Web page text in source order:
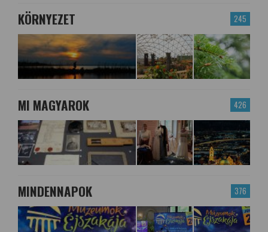
245
KÖRNYEZET
426
MI MAGYAROK
376
MINDENNAPOK